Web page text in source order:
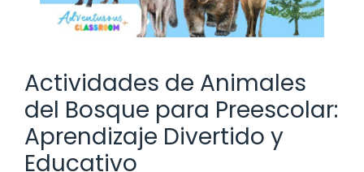
Actividades de Animales
del Bosque para Preescolar:
Aprendizaje Divertido y
Educativo